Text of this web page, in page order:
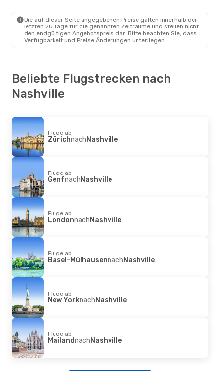
American AirlinesDirekt
Nashville- New York
Die auf dieser Seite angegebenen Preise galten innerhalb der
letzten 20 Tage für die genannten Zeiträume und stellen nicht
den endgültigen Angebotspreis dar. Bitte beachten Sie, dass
Verfügbarkeit und Preise Änderungen unterliegen.
Beliebte Flugstrecken nach
Nashville
Flüge ab
ZürichnachNashville
Flüge ab
GenfnachNashville
Flüge ab
LondonnachNashville
Flüge ab
Basel-MülhausennachNashville
Flüge ab
New YorknachNashville
Flüge ab
MailandnachNashville